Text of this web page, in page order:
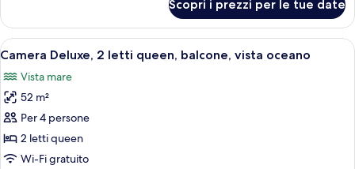
Beds
View
Room
-
Queen
Beds
Scopri i prezzi per le tue date
Apri
tutte
le
foto
per
Camera
Deluxe,
Una moderna camera d'albergo con
9
Camera Deluxe, 2 letti queen, balcone, vista oceano
Vista mare
52 m²
Per 4 persone
2 letti queen
Wi-Fi gratuito